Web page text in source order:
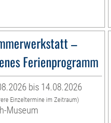
–
Ferienprogramm
bis 14.08.2026
Einzeltermine im Zeitraum)
Museum